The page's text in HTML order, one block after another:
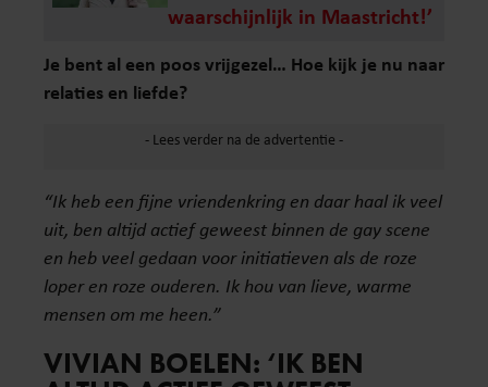
waarschijnlijk in Maastricht!’
Je bent al een poos vrijgezel… Hoe kijk je nu naar
relaties en liefde?
“Ik heb een fijne vriendenkring en daar haal ik veel
uit, ben altijd actief geweest binnen de gay scene
en heb veel gedaan voor initiatieven als de roze
loper en roze ouderen. Ik hou van lieve, warme
mensen om me heen.”
VIVIAN BOELEN: ‘IK BEN